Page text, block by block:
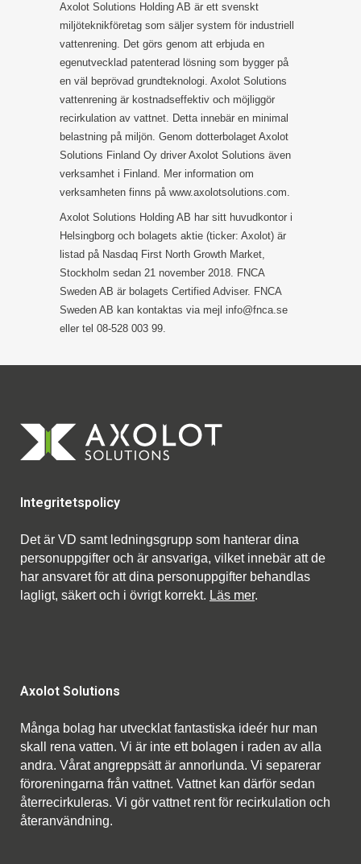
Axolot Solutions Holding AB är ett svenskt
miljöteknikföretag som säljer system för industriell
vattenrening. Det görs genom att erbjuda en
egenutvecklad patenterad lösning som bygger på
en väl beprövad grundteknologi. Axolot Solutions
vattenrening är kostnadseffektiv och möjliggör
recirkulation av vattnet. Detta innebär en minimal
belastning på miljön. Genom dotterbolaget Axolot
Solutions Finland Oy driver Axolot Solutions även
verksamhet i Finland. Mer information om
verksamheten finns på www.axolotsolutions.com.
Axolot Solutions Holding AB har sitt huvudkontor i
Helsingborg och bolagets aktie (ticker: Axolot) är
listad på Nasdaq First North Growth Market,
Stockholm sedan 21 november 2018. FNCA
Sweden AB är bolagets Certified Adviser. FNCA
Sweden AB kan kontaktas via mejl info@fnca.se
eller tel 08-528 003 99.
Integritetspolicy
Det är VD samt ledningsgrupp som hanterar dina
personuppgifter och är ansvariga, vilket innebär att de
har ansvaret för att dina personuppgifter behandlas
lagligt, säkert och i övrigt korrekt. Läs mer.
Axolot Solutions
Många bolag har utvecklat fantastiska ideér hur man
skall rena vatten. Vi är inte ett bolagen i raden av alla
andra. Vårat angreppsätt är annorlunda. Vi separerar
föroreningarna från vattnet. Vattnet kan därför sedan
återrecirkuleras. Vi gör vattnet rent för recirkulation och
återanvändning.